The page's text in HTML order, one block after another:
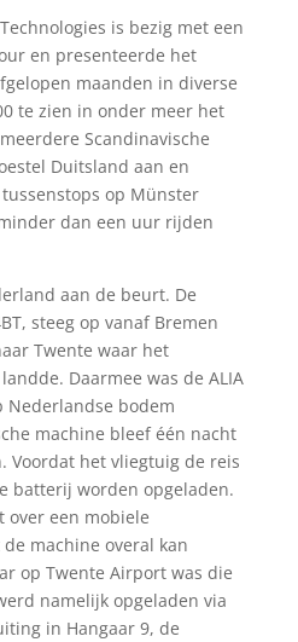
is bezig met een
en presenteerde het
maanden in diverse
te zien in onder meer het
Scandinavische
Duitsland aan en
op Münster
dan een uur rijden
aan de beurt. De
steeg op vanaf Bremen
Twente waar het
Daarmee was de ALIA
Nederlandse bodem
machine bleef één nacht
Voordat het vliegtuig de reis
batterij worden opgeladen.
over een mobiele
machine overal kan
op Twente Airport was die
namelijk opgeladen via
in Hangaar 9, de